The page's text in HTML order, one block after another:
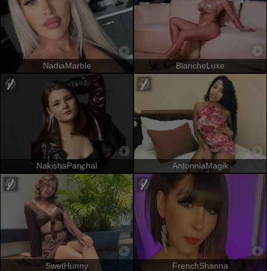
NadiaMarble BlancheLuxe
NakishaPanchal AntonniaMagik
SwetHunny FrenchShanna